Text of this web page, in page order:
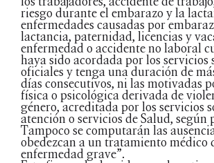
riesgo durante el embarazo y la
enfermedades causadas por
lactancia, paternidad, licencias y
enfermedad o accidente no laboral
haya sido acordada por los servicios
oficiales y tenga una duración de
días consecutivos, ni las motivadas
física o psicológica derivada de
género, acreditada por los servicios
atención o servicios de Salud, según
Tampoco se computarán las
obedezcan a un tratamiento médico
enfermedad grave”.